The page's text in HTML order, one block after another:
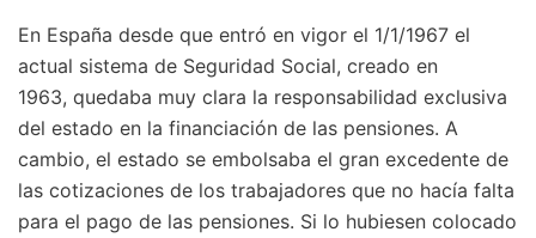
En España desde que entró en vigor el 1/1/1967 el
actual sistema de Seguridad Social, creado en
1963, quedaba muy clara la responsabilidad exclusiva
del estado en la financiación de las pensiones. A
cambio, el estado se embolsaba el gran excedente de
las cotizaciones de los trabajadores que no hacía falta
para el pago de las pensiones. Si lo hubiesen colocado